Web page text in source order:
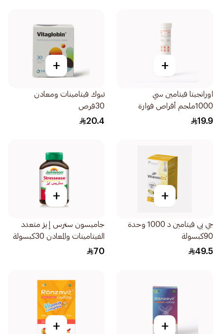
+
اورانجيتا فيتامين سي
1000ملجم أقراص فوارة
20قرص
19.9
+
تبوك فيتامينات ومعادن
30قرص
20.4
+
جي بي فيتامين د 1000 وحدة
90كبسولة
49.5
+
جاميسون سترس إيز متعدد
الفيتامينات والمعادن 30كبسولة
70
+
+